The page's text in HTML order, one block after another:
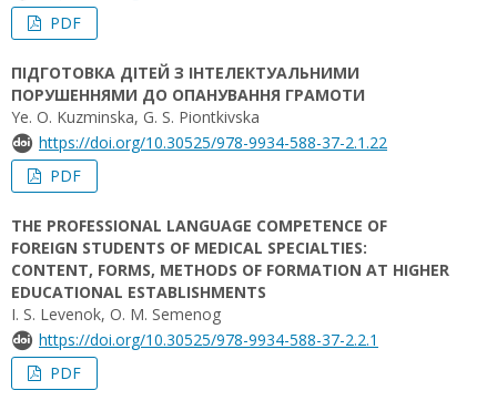
PDF
ПІДГОТОВКА ДІТЕЙ З ІНТЕЛЕКТУАЛЬНИМИ
ПОРУШЕННЯМИ ДО ОПАНУВАННЯ ГРАМОТИ
Ye. O. Kuzminska, G. S. Piontkivska
https://doi.org/10.30525/978-9934-588-37-2.1.22
PDF
THE PROFESSIONAL LANGUAGE COMPETENCE OF
FOREIGN STUDENTS OF MEDICAL SPECIALTIES:
CONTENT, FORMS, METHODS OF FORMATION AT HIGHER
EDUCATIONAL ESTABLISHMENTS
I. S. Levenok, O. M. Semenog
https://doi.org/10.30525/978-9934-588-37-2.2.1
PDF